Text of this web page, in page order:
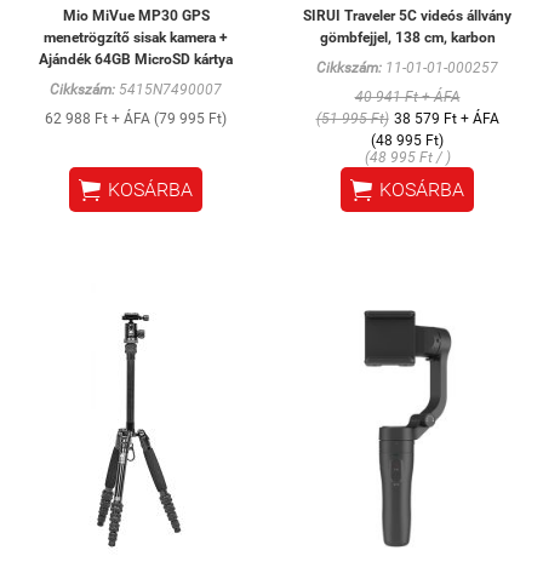
Mio MiVue MP30 GPS
menetrögzítő sisak kamera +
Ajándék 64GB MicroSD kártya
Cikkszám: 5415N7490007
62 988 Ft + ÁFA (79 995 Ft)
 KOSÁRBA
SIRUI Traveler 5C videós állvány
gömbfejjel, 138 cm, karbon
Cikkszám: 11-01-01-000257
40 941 Ft + ÁFA
(51 995 Ft) 38 579 Ft + ÁFA
(48 995 Ft)
(48 995 Ft / )
 KOSÁRBA